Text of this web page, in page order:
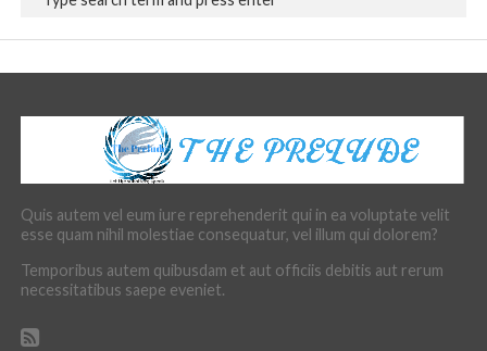
Quis autem vel eum iure reprehenderit qui in ea voluptate velit
esse quam nihil molestiae consequatur, vel illum qui dolorem?
Temporibus autem quibusdam et aut officiis debitis aut rerum
necessitatibus saepe eveniet.